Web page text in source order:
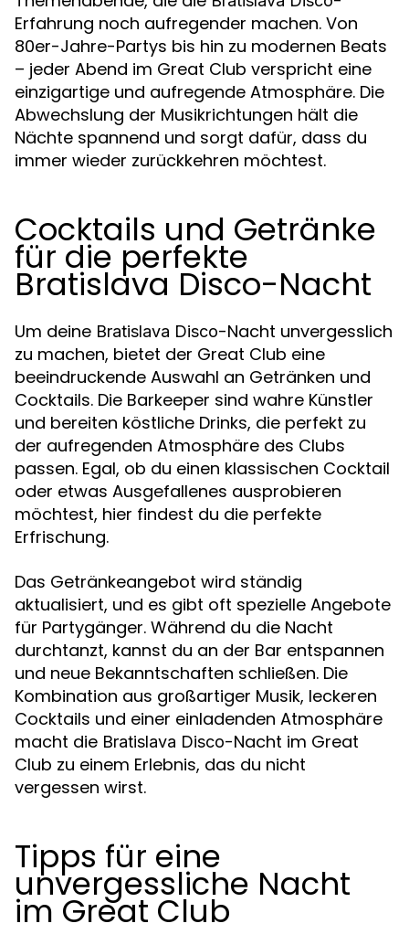
Erfahrung noch aufregender machen. Von
80er-Jahre-Partys bis hin zu modernen Beats
– jeder Abend im Great Club verspricht eine
einzigartige und aufregende Atmosphäre. Die
Abwechslung der Musikrichtungen hält die
Nächte spannend und sorgt dafür, dass du
immer wieder zurückkehren möchtest.
Cocktails und Getränke
für die perfekte
Bratislava Disco-Nacht
Um deine Bratislava Disco-Nacht unvergesslich
zu machen, bietet der Great Club eine
beeindruckende Auswahl an Getränken und
Cocktails. Die Barkeeper sind wahre Künstler
und bereiten köstliche Drinks, die perfekt zu
der aufregenden Atmosphäre des Clubs
passen. Egal, ob du einen klassischen Cocktail
oder etwas Ausgefallenes ausprobieren
möchtest, hier findest du die perfekte
Erfrischung.
Das Getränkeangebot wird ständig
aktualisiert, und es gibt oft spezielle Angebote
für Partygänger. Während du die Nacht
durchtanzt, kannst du an der Bar entspannen
und neue Bekanntschaften schließen. Die
Kombination aus großartiger Musik, leckeren
Cocktails und einer einladenden Atmosphäre
macht die Bratislava Disco-Nacht im Great
Club zu einem Erlebnis, das du nicht
vergessen wirst.
Tipps für eine
unvergessliche Nacht
im Great Club